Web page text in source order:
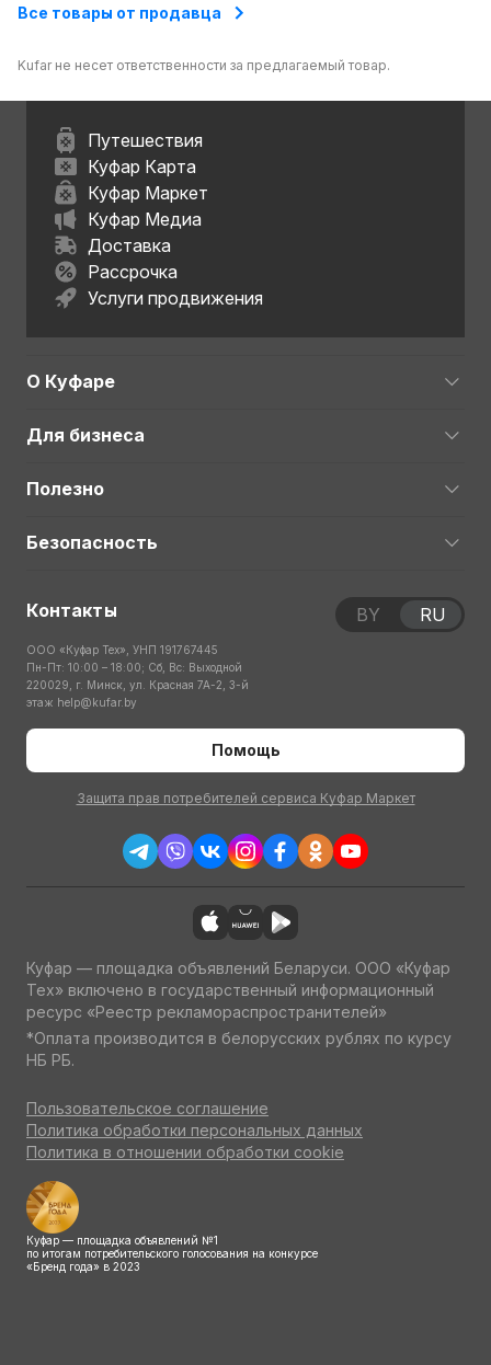
Все товары от продавца
Kufar не несет ответственности за предлагаемый товар.
Путешествия
Куфар Карта
Куфар Маркет
Куфар Медиа
Доставка
Рассрочка
Услуги продвижения
О Куфаре
Для бизнеса
Полезно
Безопасность
Контакты
ООО «Куфар Тех», УНП 191767445
Пн-Пт: 10:00 – 18:00; Сб, Вс: Выходной
220029, г. Минск, ул. Красная 7А-2, 3-й
этаж help@kufar.by
Помощь
Защита прав потребителей сервиса Куфар Маркет
BY RU
Куфар — площадка объявлений Беларуси. ООО «Куфар
Тех» включено в государственный информационный
ресурс «Реестр рекламораспространителей»
*Оплата производится в белорусских рублях по курсу
НБ РБ.
Пользовательское соглашение
Политика обработки персональных данных
Политика в отношении обработки cookie
Куфар — площадка объявлений №1
по итогам потребительского голосования на конкурсе
«Бренд года» в 2023